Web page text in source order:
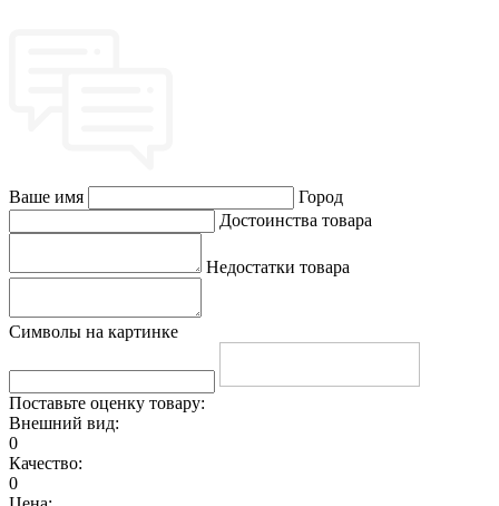
Ваше имя
Город
Достоинства товара
Недостатки товара
Символы на картинке
Поставьте оценку товару:
Внешний вид:
0
Качество:
0